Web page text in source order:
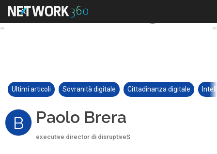
Ultimi articoli Sovranità digitale Cittadinanza digitale
B Paolo Brera
executive director di disruptiveS